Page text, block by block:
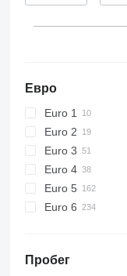
Евро
Euro 1
Euro 2
Euro 3
Euro 4
Euro 5
Euro 6
Пробег